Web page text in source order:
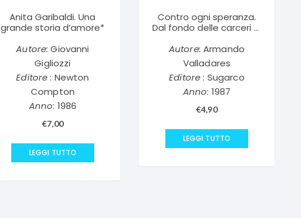
Anita Garibaldi. Una
grande storia d’amore*
Autore: Giovanni
Gigliozzi
Editore: Newton
Compton
Anno: 1986
€7,00
LEGGI TUTTO
Contro ogni speranza.
Dal fondo delle carceri di
Autore: Armando
Valladares
Editore: Sugarco
Anno: 1987
€4,90
LEGGI TUTTO